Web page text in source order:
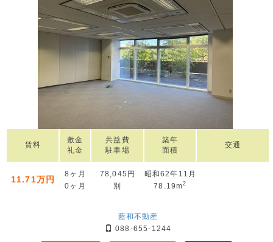
賃料
敷金
礼金
共益費
駐車場
築年
面積
交通
11.71万円
8ヶ月
0ヶ月
78,045円
別
昭和62年11月
78.19m2
藍和不動産
088-655-1244